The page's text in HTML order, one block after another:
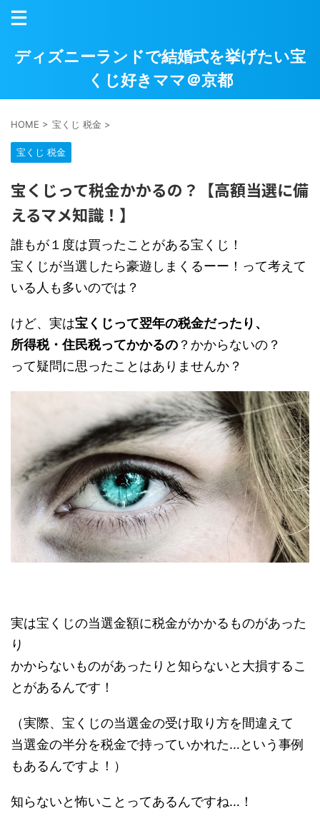
ディズニーランドで結婚式を挙げたい宝
くじ好きママ＠京都
HOME > 宝くじ 税金 >
宝くじ 税金
宝くじって税金かかるの？【高額当選に備
えるマメ知識！】
誰もが１度は買ったことがある宝くじ！
宝くじが当選したら豪遊しまくるーー！って考えて
いる人も多いのでは？
けど、実は宝くじって翌年の税金だったり、
所得税・住民税ってかかるの ？かからないの？
って疑問に思ったことはありませんか？
実は宝くじの当選金額に税金がかかるものがあった
り
かからないものがあったりと知らないと大損するこ
とがあるんです！
（実際、宝くじの当選金の受け取り方を間違えて
当選金の半分を税金で持っていかれた…という事例
もあるんですよ！）
知らないと怖いことってあるんですね…！